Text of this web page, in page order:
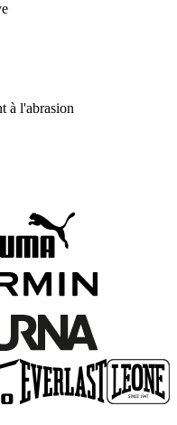
à l'abrasion